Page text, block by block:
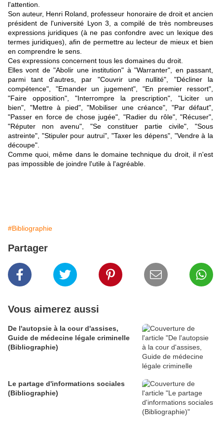
l'attention.
Son auteur, Henri Roland, professeur honoraire de droit et ancien
président de l'université Lyon 3, a compilé de très nombreuses
expressions juridiques (à ne pas confondre avec un lexique des
termes juridiques), afin de permettre au lecteur de mieux et bien
en comprendre le sens.
Ces expressions concernent tous les domaines du droit.
Elles vont de "Abolir une institution" à "Warranter", en passant,
parmi tant d'autres, par "Couvrir une nullité", "Décliner la
compétence", "Emander un jugement", "En premier ressort",
"Faire opposition", "Interrompre la prescription", "Liciter un
bien", "Mettre à pied", "Mobiliser une créance", "Par défaut",
"Passer en force de chose jugée", "Radier du rôle", "Récuser",
"Réputer non avenu", "Se constituer partie civile", "Sous
astreinte", "Stipuler pour autrui", "Taxer les dépens", "Vendre à la
découpe".
Comme quoi, même dans le domaine technique du droit, il n'est
pas impossible de joindre l'utile à l'agréable.
#Bibliographie
Partager
Vous aimerez aussi
De l'autopsie à la cour d'assises,
Guide de médecine légale criminelle
(Bibliographie)
Le partage d'informations sociales
(Bibliographie)